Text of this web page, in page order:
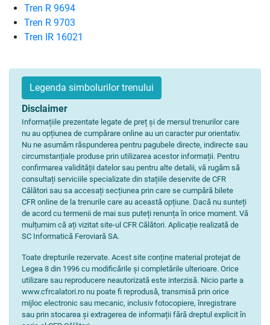
Tren R 9694
Tren R 9703
Tren IR 16021
Legenda simbolurilor trenului
Disclaimer
Informațiile prezentate legate de preț și de mersul trenurilor care
nu au opțiunea de cumpărare online au un caracter pur orientativ.
Nu ne asumăm răspunderea pentru pagubele directe, indirecte sau
circumstanțiale produse prin utilizarea acestor informații. Pentru
confirmarea validității datelor sau pentru alte detalii, vă rugăm să
consultați serviciile specializate din stațiile deservite de CFR
Călători sau sa accesați secțiunea prin care se cumpără bilete
CFR online de la trenurile care au această opțiune. Dacă nu sunteți
de acord cu termenii de mai sus puteți renunța în orice moment. Vă
mulțumim că ați vizitat site-ul CFR Călători. Aplicație realizată de
SC Informatică Feroviară SA.
Toate drepturile rezervate. Acest site conține material protejat de
Legea 8 din 1996 cu modificările și completările ulterioare. Orice
utilizare sau reproducere neautorizată este interzisă. Nicio parte a
www.cfrcalatori.ro nu poate fi reprodusă, transmisă prin orice
mijloc electronic sau mecanic, inclusiv fotocopiere, înregistrare
sau prin stocarea și extragerea de informații fără dreptul explicit în